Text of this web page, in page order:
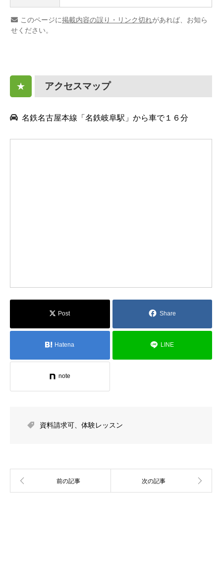
このページに掲載内容の誤り・リンク切れがあれば、お知ら
せください。
★ アクセスマップ
名鉄名古屋本線「名鉄岐阜駅」から車で１６分
Post Share
Hatena LINE
note
資料請求可 体験レッスン